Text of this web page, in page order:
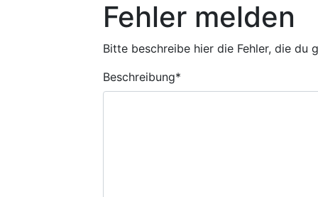
Fehler melden
Bitte beschreibe hier die Fehler, die du
Beschreibung*